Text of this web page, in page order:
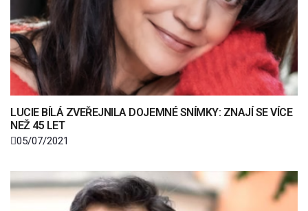
LUCIE BÍLÁ ZVEŘEJNILA DOJEMNÉ SNÍMKY: ZNAJÍ SE VÍCE
NEŽ 45 LET
05/07/2021